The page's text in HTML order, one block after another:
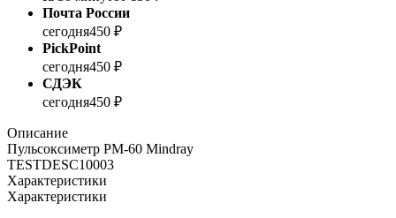
Почта России
сегодня450 ₽
PickPoint
сегодня450 ₽
СДЭК
сегодня450 ₽
Описание
Пульсоксиметр PM-60 Mindray
TESTDESC10003
Характеристики
Характеристики